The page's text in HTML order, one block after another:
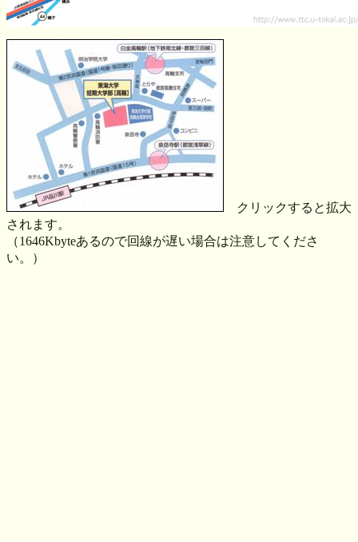
クリックすると拡大
されます。
（1646Kbyteあるので回線が遅い場合は注意してくださ
い。）